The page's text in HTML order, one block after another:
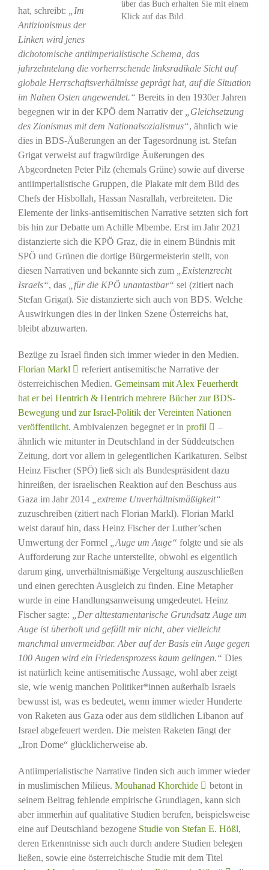
über das Buch erhalten Sie mit einem
Klick auf das Bild.
hat, schreibt:
„Im
Antizionismus der
Linken wird jenes
dichotomische antiimperialistische Schema, das
jahrzehntelang die vorherrschende linksradikale Sicht auf
globale Herrschaftsverhältnisse geprägt hat, auf die Situation
im Nahen Osten angewendet.“ Bereits in den 1930er Jahren
begegnen wir in der KPÖ dem Narrativ der
„Gleichsetzung
des Zionismus mit dem Nationalsozialismus“, ähnlich wie
dies in BDS-Äußerungen an der Tagesordnung ist. Stefan
Grigat verweist auf fragwürdige Äußerungen des
Abgeordneten Peter Pilz (ehemals Grüne) sowie auf diverse
antiimperialistische Gruppen, die Plakate mit dem Bild des
Chefs der Hisbollah, Hassan Nasrallah, verbreiteten. Die
Elemente der links-antisemitischen Narrative setzten sich fort
bis hin zur Debatte um Achille Mbembe. Erst im Jahr 2021
distanzierte sich die KPÖ Graz, die in einem Bündnis mit
SPÖ und Grünen die dortige Bürgermeisterin stellt, von
diesen Narrativen und bekannte sich zum
„Existenzrecht
Israels“, das „für die KPÖ unantastbar“ sei (zitiert nach
Stefan Grigat). Sie distanzierte sich auch von BDS. Welche
Auswirkungen dies in der linken Szene Österreichs hat,
bleibt abzuwarten.
Bezüge zu Israel finden sich immer wieder in den Medien.
Florian Markl
referiert antisemitische Narrative der
österreichischen Medien. Gemeinsam mit Alex Feuerherdt
hat er bei Hentrich & Hentrich mehrere Bücher zur BDS-
Bewegung und zur Israel-Politik der Vereinten Nationen
veröffentlicht. Ambivalenzen begegnet er in profil
–
ähnlich wie mitunter in Deutschland in der Süddeutschen
Zeitung, dort vor allem in gelegentlichen Karikaturen. Selbst
Heinz Fischer (SPÖ) ließ sich als Bundespräsident dazu
hinreißen, der israelischen Reaktion auf den Beschuss aus
Gaza im Jahr 2014
„extreme Unverhältnismäßigkeit“
zuzuschreiben (zitiert nach Florian Markl). Florian Markl
weist darauf hin, dass Heinz Fischer der Luther’schen
Umwertung der Formel
„Auge um Auge“ folgte und sie als
Aufforderung zur Rache unterstellte, obwohl es eigentlich
darum ging, unverhältnismäßige Vergeltung auszuschließen
und einen gerechten Ausgleich zu finden. Eine Metapher
wurde in eine Handlungsanweisung umgedeutet. Heinz
Fischer sagte:
„Der alttestamentarische Grundsatz Auge um
Auge ist überholt und gefällt mir nicht, aber vielleicht
manchmal unvermeidbar. Aber auf der Basis ein Auge gegen
100 Augen wird ein Friedensprozess kaum gelingen.“ Dies
ist natürlich keine antisemitische Aussage, wohl aber zeigt
sie, wie wenig manchen Politiker*innen außerhalb Israels
bewusst ist, was es bedeutet, wenn immer wieder Hunderte
von Raketen aus Gaza oder aus dem südlichen Libanon auf
Israel abgefeuert werden. Die meisten Raketen fängt der
„Iron Dome“ glücklicherweise ab.
Antiimperialistische Narrative finden sich auch immer wieder
in muslimischen Milieus. Mouhanad Khorchide
betont in
seinem Beitrag fehlende empirische Grundlagen, kann sich
aber immerhin auf qualitative Studien berufen, beispielsweise
eine auf Deutschland bezogene Studie von Stefan E. Hößl,
deren Erkenntnisse sich auch durch andere Studien belegen
ließen, sowie eine österreichische Studie mit dem Titel